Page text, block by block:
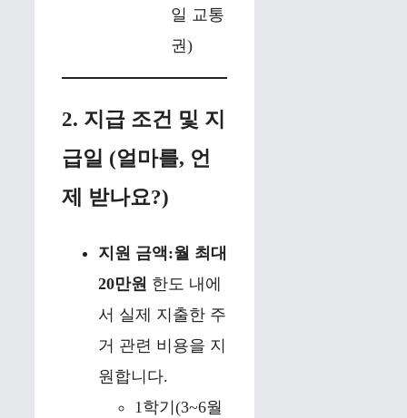
일 교통
권)
2. 지급 조건 및 지
급일 (얼마를, 언
제 받나요?)
지원 금액:월 최대
20만원 한도 내에
서 실제 지출한 주
거 관련 비용을 지
원합니다.
1학기(3~6월